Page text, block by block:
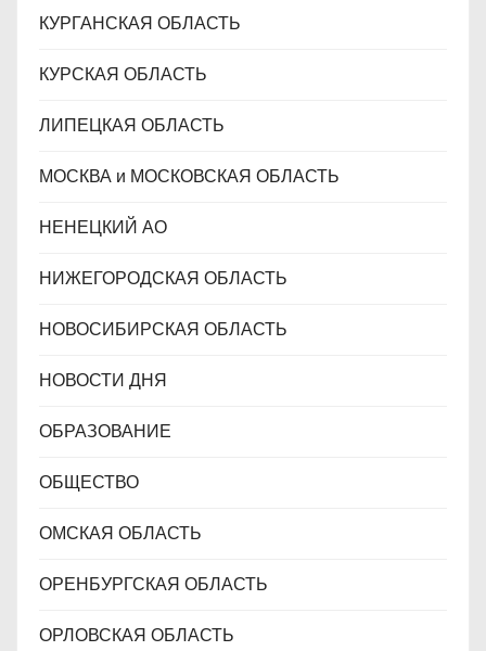
КУРГАНСКАЯ ОБЛАСТЬ
КУРСКАЯ ОБЛАСТЬ
ЛИПЕЦКАЯ ОБЛАСТЬ
МОСКВА и МОСКОВСКАЯ ОБЛАСТЬ
НЕНЕЦКИЙ АО
НИЖЕГОРОДСКАЯ ОБЛАСТЬ
НОВОСИБИРСКАЯ ОБЛАСТЬ
НОВОСТИ ДНЯ
ОБРАЗОВАНИЕ
ОБЩЕСТВО
ОМСКАЯ ОБЛАСТЬ
ОРЕНБУРГСКАЯ ОБЛАСТЬ
ОРЛОВСКАЯ ОБЛАСТЬ